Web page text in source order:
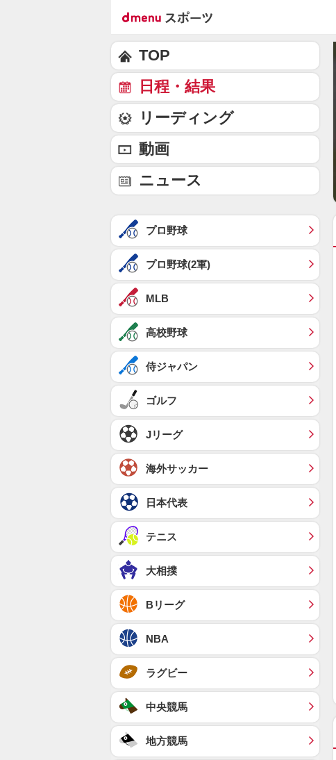
TOP
日程・結果
リーディング
動画
ニュース
プロ野球
プロ野球(2軍)
MLB
高校野球
侍ジャパン
ゴルフ
Jリーグ
海外サッカー
日本代表
テニス
大相撲
Bリーグ
NBA
ラグビー
中央競馬
地方競馬